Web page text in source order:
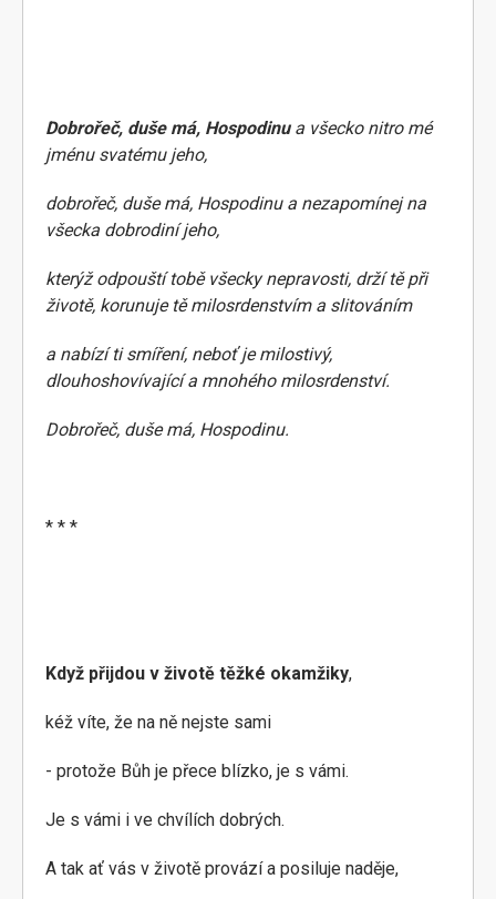
Dobrořeč, duše má, Hospodinua všecko nitro mé
jménu svatému jeho,
dobrořeč, duše má, Hospodinu a nezapomínej na
všecka dobrodiní jeho,
kterýž odpouští tobě všecky nepravosti, drží tě při
životě, korunuje tě milosrdenstvím a slitováním
a nabízí ti smíření, neboť je milostivý,
dlouhoshovívající a mnohého milosrdenství.
Dobrořeč, duše má, Hospodinu.
* * *
Když přijdou v životě těžké okamžiky,
kéž víte, že na ně nejste sami
- protože Bůh je přece blízko, je s vámi.
Je s vámi i ve chvílích dobrých.
A tak ať vás v životě provází a posiluje naděje,